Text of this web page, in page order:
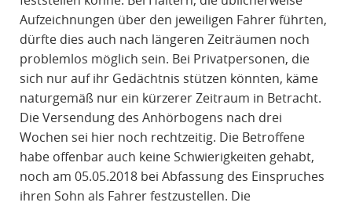
Aufzeichnungen über den jeweiligen Fahrer führten,
dürfte dies auch nach längeren Zeiträumen noch
problemlos möglich sein. Bei Privatpersonen, die
sich nur auf ihr Gedächtnis stützen könnten, käme
naturgemäß nur ein kürzerer Zeitraum in Betracht.
Die Versendung des Anhörbogens nach drei
Wochen sei hier noch rechtzeitig. Die Betroffene
habe offenbar auch keine Schwierigkeiten gehabt,
noch am 05.05.2018 bei Abfassung des Einspruches
ihren Sohn als Fahrer festzustellen. Die